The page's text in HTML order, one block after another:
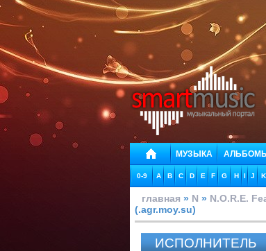
МУЗЫКА АЛЬБОМЫ
0-9 A B C D E F G H I J K
главная » N » N.O.R.E.
(.agr.moy.su)
ИСПОЛНИТЕЛЬ